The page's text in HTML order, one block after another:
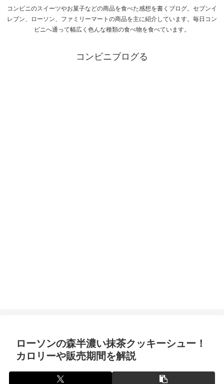
コンビニのスイーツやお菓子などの商品を食べた感想を書くブログ。セブンイ
レブン、ローソン、ファミリーマートの商品を主に紹介しています。毎日コン
ビニへ通って幅広く色んな種類の食べ物を食べています。
コンビニブログる
ローソンの森半濃い抹茶クッキーシュー！
カロリーや販売期間を解説